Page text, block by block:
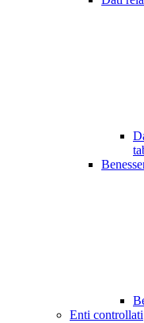
Enti controllati